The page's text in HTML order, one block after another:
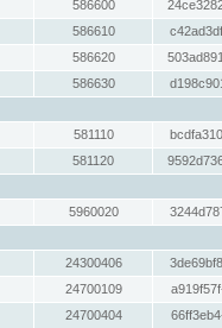
586600
586610
586620
586630
581110
581120
5960020
24300406
24700109
24700404